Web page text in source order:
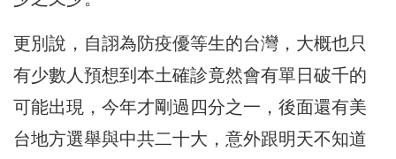
更別說，自詡為防疫優等生的台灣，大概也只
有少數人預想到本土確診竟然會有單日破千的
可能出現，今年才剛過四分之一，後面還有美
台地方選舉與中共二十大，意外跟明天不知道